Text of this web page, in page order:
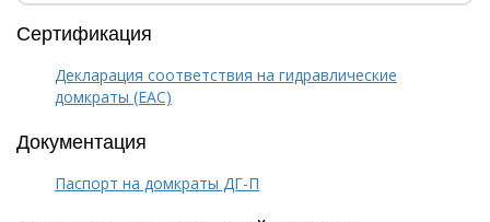
Сертификация
Декларация соответствия на гидравлические
домкраты (EAC)
Документация
Паспорт на домкраты ДГ-П